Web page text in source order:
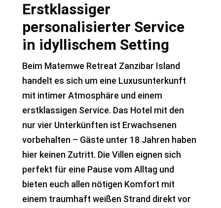
Erstklassiger
personalisierter Service
in idyllischem Setting
Beim Matemwe Retreat Zanzibar Island
handelt es sich um eine Luxusunterkunft
mit intimer Atmosphäre und einem
erstklassigen Service. Das Hotel mit den
nur vier Unterkünften ist Erwachsenen
vorbehalten – Gäste unter 18 Jahren haben
hier keinen Zutritt. Die Villen eignen sich
perfekt für eine Pause vom Alltag und
bieten euch allen nötigen Komfort mit
einem traumhaft weißen Strand direkt vor